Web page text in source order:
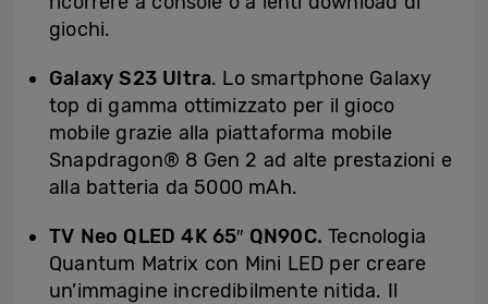
giochi.
Galaxy S23 Ultra. Lo smartphone Galaxy
top di gamma ottimizzato per il gioco
mobile grazie alla piattaforma mobile
Snapdragon® 8 Gen 2 ad alte prestazioni e
alla batteria da 5000 mAh.
TV Neo QLED 4K 65″ QN90C. Tecnologia
Quantum Matrix con Mini LED per creare
un’immagine incredibilmente nitida. Il